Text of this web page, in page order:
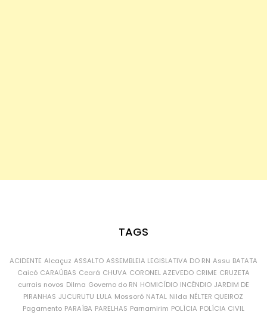
TAGS
ACIDENTE Alcaçuz ASSALTO ASSEMBLEIA LEGISLATIVA DO RN Assu BATATA
Caicó CARAÚBAS Ceará CHUVA CORONEL AZEVEDO CRIME CRUZETA
currais novos Dilma Governo do RN HOMICÍDIO INCÊNDIO JARDIM DE
PIRANHAS JUCURUTU LULA Mossoró NATAL Nilda NÉLTER QUEIROZ
Pagamento PARAÍBA PARELHAS Parnamirim POLÍCIA POLÍCIA CIVIL